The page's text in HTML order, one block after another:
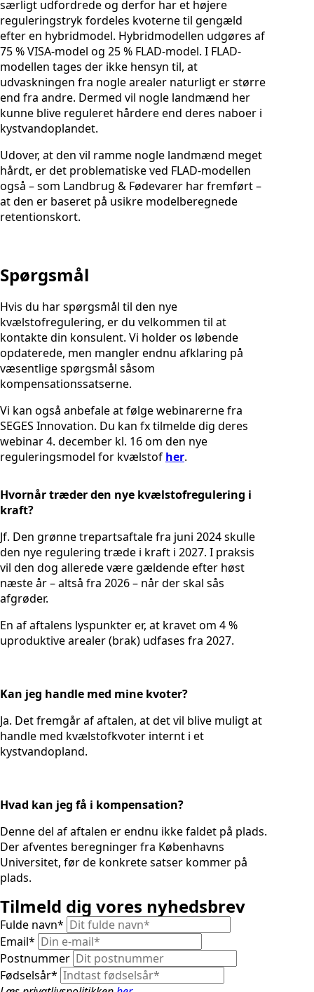
særligt udfordrede og derfor har et højere
reguleringstryk fordeles kvoterne til gengæld
efter en hybridmodel. Hybridmodellen udgøres af
75 % VISA-model og 25 % FLAD-model. I FLAD-
modellen tages der ikke hensyn til, at
udvaskningen fra nogle arealer naturligt er større
end fra andre. Dermed vil nogle landmænd her
kunne blive reguleret hårdere end deres naboer i
kystvandoplandet.
Udover, at den vil ramme nogle landmænd meget
hårdt, er det problematiske ved FLAD-modellen
også – som Landbrug & Fødevarer har fremført –
at den er baseret på usikre modelberegnede
retentionskort.
Spørgsmål
Hvis du har spørgsmål til den nye
kvælstofregulering, er du velkommen til at
kontakte din konsulent. Vi holder os løbende
opdaterede, men mangler endnu afklaring på
væsentlige spørgsmål såsom
kompensationssatserne.
Vi kan også anbefale at følge webinarerne fra
SEGES Innovation. Du kan fx tilmelde dig deres
webinar 4. december kl. 16 om den nye
reguleringsmodel for kvælstof her.
Hvornår træder den nye kvælstofregulering i
kraft?
Jf. Den grønne trepartsaftale fra juni 2024 skulle
den nye regulering træde i kraft i 2027. I praksis
vil den dog allerede være gældende efter høst
næste år – altså fra 2026 – når der skal sås
afgrøder.
En af aftalens lyspunkter er, at kravet om 4 %
uproduktive arealer (brak) udfases fra 2027.
Kan jeg handle med mine kvoter?
Ja. Det fremgår af aftalen, at det vil blive muligt at
handle med kvælstofkvoter internt i et
kystvandopland.
Hvad kan jeg få i kompensation?
Denne del af aftalen er endnu ikke faldet på plads.
Der afventes beregninger fra Københavns
Universitet, før de konkrete satser kommer på
plads.
Tilmeld dig vores nyhedsbrev
Fulde navn*
Email*
Postnummer
Fødselsår*